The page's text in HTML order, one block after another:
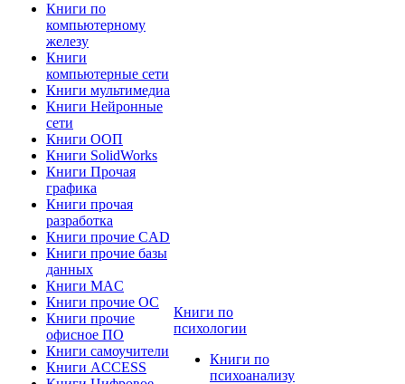
Книги по
компьютерному
железу
Книги
компьютерные сети
Книги мультимедиа
Книги Нейронные
сети
Книги ООП
Книги SolidWorks
Книги Прочая
графика
Книги прочая
разработка
Книги прочие CAD
Книги прочие базы
данных
Книги MAC
Книги прочие ОС
Книги прочие
офисное ПО
Книги самоучители
Книги ACCESS
Книги по
психологии
Книги по
психоанализу